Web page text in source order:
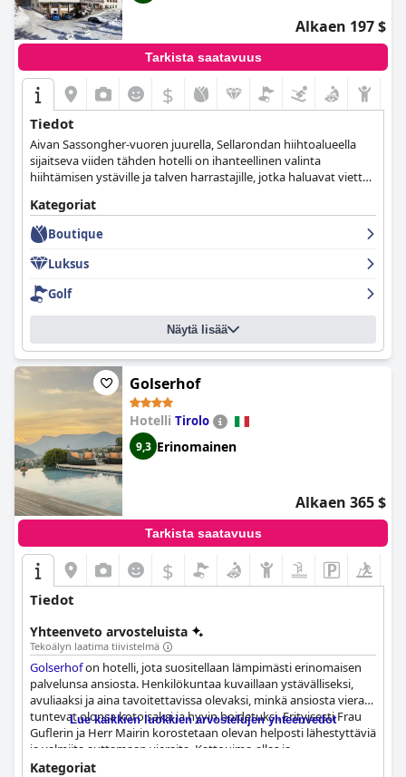
Alkaen 197 $
Tarkista saatavuus
$
Tiedot
Aivan Sassongher-vuoren juurella, Sellarondan hiihtoalueella
sijaitseva viiden tähden hotelli on ihanteellinen valinta
hiihtämisen ystäville ja talven harrastajille, jotka haluavat viettää
ja tyylikkäitä huoneita ja sviittejä, wellness-alueen, jossa on
sauna, sisäuima-allas ja erilaisia kylpylähoitoja, sekä gourmet-
ruokailun, josta voit nauttia idyllisessä ympäristössä.
Kategoriat
Boutique
Luksus
Golf
Näytä lisää
Golserhof
Hotelli Tirolo
9,3 Erinomainen
Alkaen 365 $
Tarkista saatavuus
$
Tiedot
Yhteenveto arvosteluista
Tekoälyn laatima tiivistelmä
Golserhofon hotelli, jota suositellaan lämpimästi erinomaisen
palvelunsa ansiosta. Henkilökuntaa kuvaillaan ystävälliseksi,
avuliaaksi ja aina tavoitettavissa olevaksi, minkä ansiosta vieraat
tuntevat olonsa kotoisaksi ja hyvin hoidetuksi. Erityisesti Frau
Guflerin ja Herr Mairin korostetaan olevan helposti lähestyttäviä
ja valmiita auttamaan vieraita. Kattouima-allas ja
terassiravintola tarjoavat myös upeat näkymät ja huomaavaista
Lue kaikkien luokkien arvostelujen yhteenvedot
Kategoriat